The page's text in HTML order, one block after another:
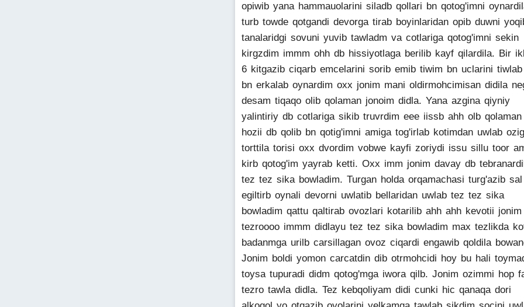
opiwib yana hammauolarini siladb qollari bn qotog'imni
turb towde qotgandi devorga tirab boyinlaridan opib duwni
tanalaridgi sovuni yuvib tawladm va cotlariga qotog'imni sekin
kirgzdim immm ohh db hissiyotlaga berilib kayf qilardila. Bir
6 kitgazib ciqarb emcelarini sorib emib tiwim bn uclarini
bn erkalab oynardim oxx jonim mani oldirmohcimisan didila
desam tiqaqo olib qolaman jonoim didla. Yana azgina qiyniy
yalintiriy db cotlariga sikib truvrdim eee iissb ahh olb qolaman
hozii db qolib bn qotig'imni amiga tog'irlab kotimdan uwlab
torttila torisi oxx dvordim vobwe kayfi zoriydi issu sillu toor
kirb qotog'im yayrab ketti. Oxx imm jonim davay db
tez tez sika bowladim. Turgan holda orqamachasi turg'azib sal
egiltirb oynali devorni uwlatib bellaridan uwlab tez tez sika
bowladim qattu qaltirab ovozlari kotarilib ahh ahh kevotii jonim
tezroooo immm didlayu tez tez sika bowladim max tezlikda
badanmga urilb carsillagan ovoz ciqardi engawib qoldila
Jonim boldi yomon carcatdin dib otrmohcidi hoy bu hali
toysa tupuradi didm qotog'mga iwora qilb. Jonim ozimmi hop
tezro tawla didla. Tez kebqoliyam didi cunki hic qanaqa dori